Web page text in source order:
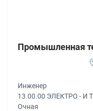
Промышленная
Инженер
13.00.00 ЭЛЕКТРО - И
Очная